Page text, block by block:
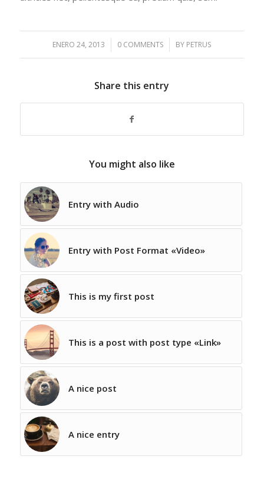
ENERO 24, 2013
/ 0 COMMENTS
/ BY PETRUS
Share this entry
You might also like
Entry with Audio
Entry with Post Format «Video»
This is my first post
This is a post with post type «Link»
A nice post
A nice entry